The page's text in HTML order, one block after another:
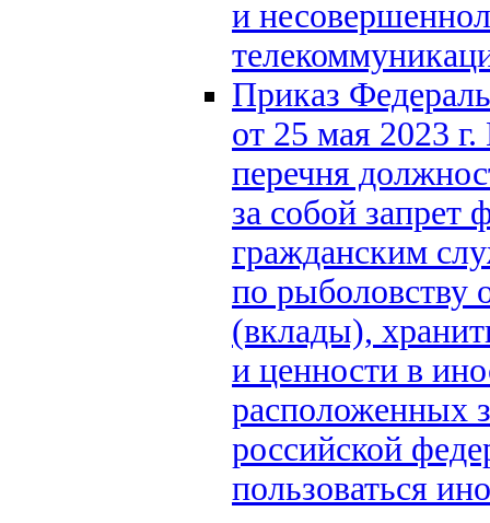
и
Приказ
от 25 мая 2023
перечня
за собой запрет
гражданским
по рыболовству
(вклады),
и ценности в
расположенных
российской
пользоваться